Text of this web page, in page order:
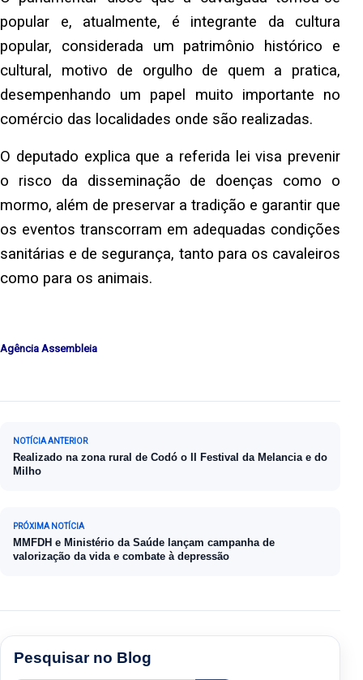
popular e, atualmente, é integrante da cultura
popular, considerada um patrimônio histórico e
cultural, motivo de orgulho de quem a pratica,
desempenhando um papel muito importante no
comércio das localidades onde são realizadas.
O deputado explica que a referida lei visa prevenir
o risco da disseminação de doenças como o
mormo, além de preservar a tradição e garantir que
os eventos transcorram em adequadas condições
sanitárias e de segurança, tanto para os cavaleiros
como para os animais.
Agência Assembleia
Navegação de Post
NOTÍCIA ANTERIOR
Realizado na zona rural de Codó o II Festival da Melancia e do
Milho
PRÓXIMA NOTÍCIA
MMFDH e Ministério da Saúde lançam campanha de
valorização da vida e combate à depressão
Pesquisar no Blog